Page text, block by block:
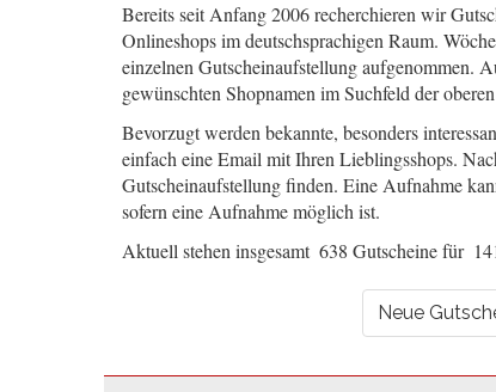
Bereits seit Anfang 2006 recherchieren wir
Onlineshops im deutschsprachigen Raum.
einzelnen Gutscheinaufstellung aufgenommen.
gewünschten Shopnamen im Suchfeld der
Bevorzugt werden bekannte, besonders
einfach eine Email mit Ihren Lieblingsshops.
Gutscheinaufstellung finden. Eine Aufnahme
sofern eine Aufnahme möglich ist.
Aktuell stehen insgesamt 638 Gutscheine für
Neue